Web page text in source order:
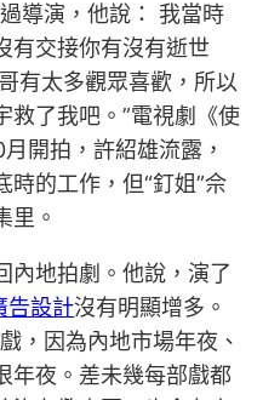
導演，他說： 我當時
有交接你有沒有逝世
有太多觀眾喜歡，所以
救了我吧。”電視劇《使
開拍，許紹雄流露，
時的工作，但“釘姐”佘
里。
內地拍劇。他說，演了
告設計沒有明顯增多。
，因為內地市場年夜、
年夜。差未幾每部戲都